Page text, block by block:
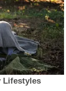
Lifestyles